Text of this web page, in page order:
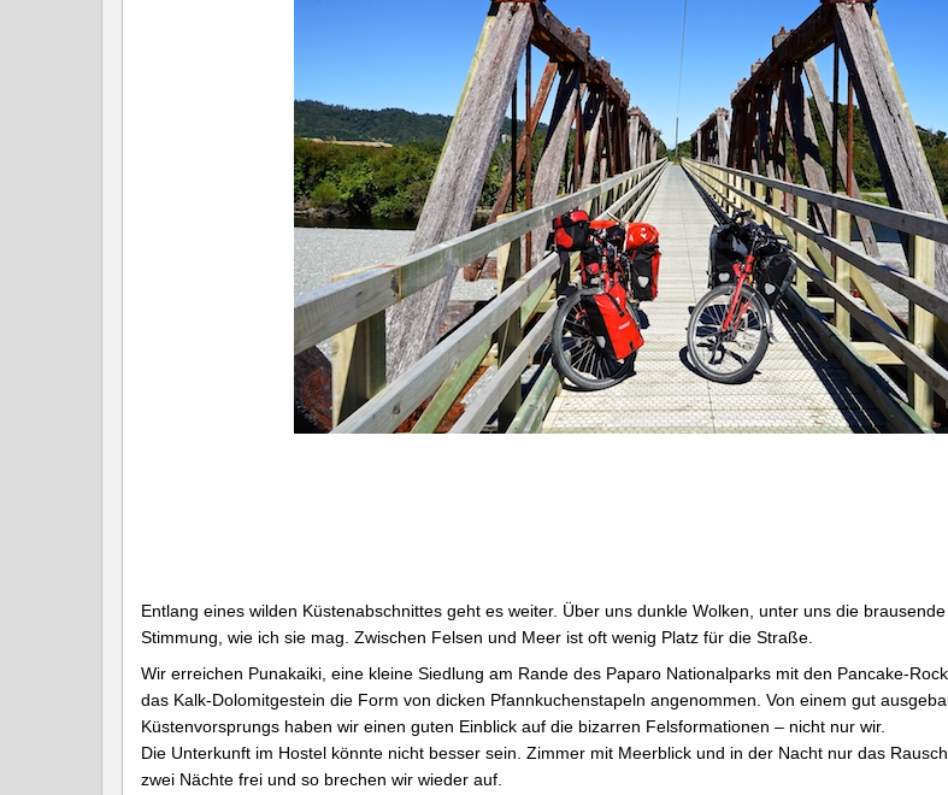
Entlang eines wilden Küstenabschnittes geht es weiter. Über uns dunkle Wolken, unter uns die
Stimmung, wie ich sie mag. Zwischen Felsen und Meer ist oft wenig Platz für die Straße.
Wir erreichen Punakaiki, eine kleine Siedlung am Rande des Paparo Nationalparks mit den Pancake-
das Kalk-Dolomitgestein die Form von dicken Pfannkuchenstapeln angenommen. Von einem gut
Küstenvorsprungs haben wir einen guten Einblick auf die bizarren Felsformationen – nicht nur wir.
Die Unterkunft im Hostel könnte nicht besser sein. Zimmer mit Meerblick und in der Nacht nur das
zwei Nächte frei und so brechen wir wieder auf.